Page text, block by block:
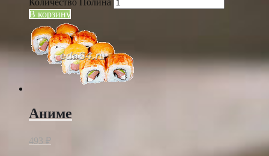
В корзину
Аниме
493 ₽